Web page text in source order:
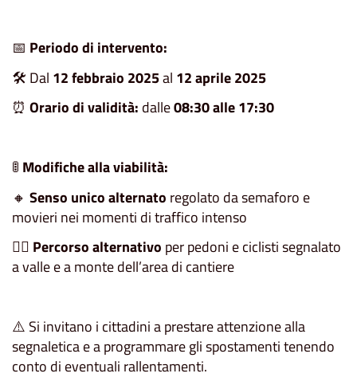
📅 Periodo di intervento:
🛠️ Dal 12 febbraio 2025al 12 aprile 2025
⏰ Orario di validità: dalle08:30 alle 17:30
🚦 Modifiche alla viabilità:
🔸 Senso unico alternato regolato da semaforo e
movieri nei momenti di traffico intenso
🚶‍♂️ Percorso alternativo per pedoni e ciclisti segnalato
a valle e a monte dell’area di cantiere
⚠️ Si invitano i cittadini a prestare attenzione alla
segnaletica e a programmare gli spostamenti tenendo
conto di eventuali rallentamenti.